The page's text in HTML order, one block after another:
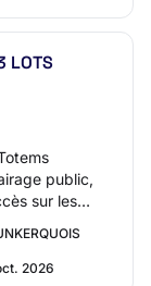
LOTS
public,
sur les
2026